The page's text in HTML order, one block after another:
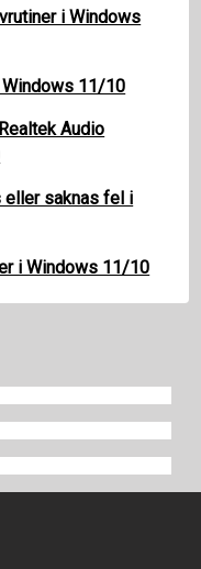
i Windows
Windows 11/10
Audio
eller saknas fel i
i Windows 11/10